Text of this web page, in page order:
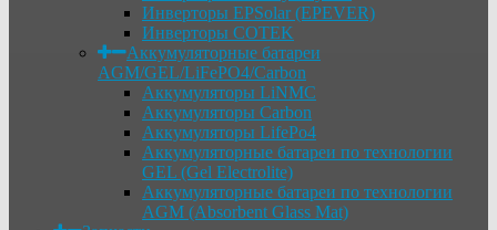
Инверторы EPSolar (EPEVER)
Инверторы COTEK
Аккумуляторные батареи
AGM/GEL/LiFePO4/Carbon
Аккумуляторы LiNMC
Аккумуляторы Carbon
Аккумуляторы LifePo4
Аккумуляторные батареи по технологии
GEL (Gel Electrolite)
Аккумуляторные батареи по технологии
AGM (Absorbent Glass Mat)